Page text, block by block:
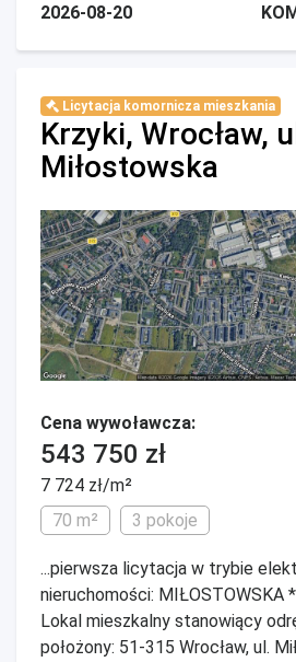
2026-08-20
Licytacja komornicza mieszkania
Krzyki, Wrocław,
Miłostowska
Cena wywoławcza:
543 750 zł
7 724 zł/m²
70 m²
3 pokoje
...pierwsza licytacja w trybie
nieruchomości: MIŁOSTOWSKA
Lokal mieszkalny stanowiący
położony: 51-315 Wrocław, ul.